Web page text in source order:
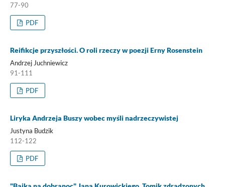
77-90
PDF
Reifikcje przyszłości. O roli rzeczy w poezji Erny Rosenstein
Andrzej Juchniewicz
91-111
PDF
Liryka Andrzeja Buszy wobec myśli nadrzeczywistej
Justyna Budzik
112-122
PDF